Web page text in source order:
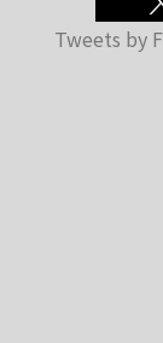
Tweets by